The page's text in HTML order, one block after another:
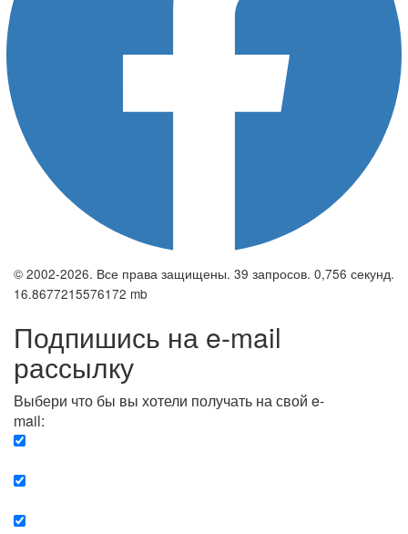
© 2002-2026. Все права защищены. 39 запросов. 0,756 секунд.
16.8677215576172 mb
Подпишись на e-mail
рассылку
Выбери что бы вы хотели получать на свой e-
mail: